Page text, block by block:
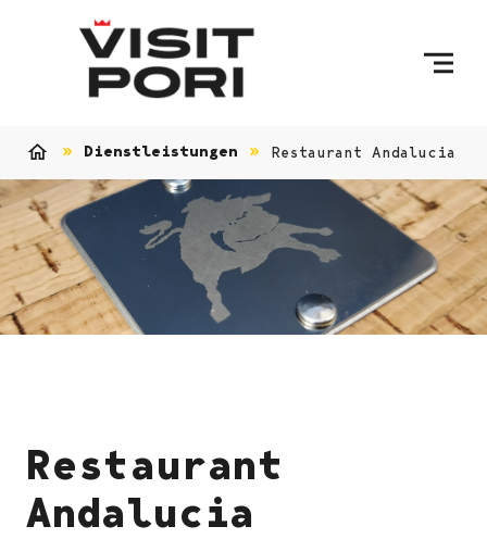
Dienstleistungen Restaurant Andalucia
Restaurant
Andalucia